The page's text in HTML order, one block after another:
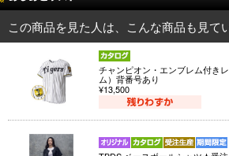
この商品を見た人は、こんな商品も見て
チャンピオン・エンブレム付き
ム）背番号あり
¥13,500